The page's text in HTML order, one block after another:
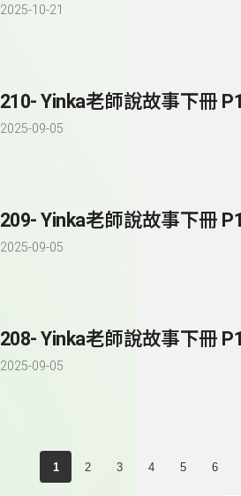
2025-10-21
210- Yinka老師說故事下冊
2025-09-05
209- Yinka老師說故事下冊
2025-09-05
208- Yinka老師說故事下冊
2025-09-05
1 2 3 4 5 6